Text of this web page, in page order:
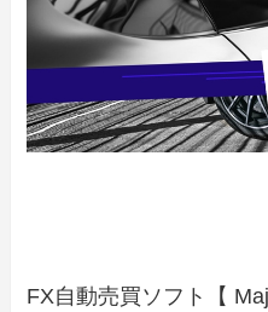
FX自動売買ソフト【